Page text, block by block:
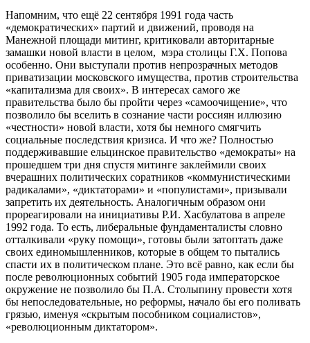
Напомним, что ещё 22 сентября 1991 года часть
«демократических» партий и движений, проводя на
Манежной площади митинг, критиковали авторитарные
замашки новой власти в целом, мэра столицы Г.Х. Попова
особенно. Они выступали против непрозрачных методов
приватизации московского имущества, против строительства
«капитализма для своих». В интересах самого же
правительства было бы пройти через «самоочищение», что
позволило бы вселить в сознание части россиян иллюзию
«честности» новой власти, хотя бы немного смягчить
социальные последствия кризиса. И что же? Полностью
поддерживавшие ельцинское правительство «демократы» на
прошедшем три дня спустя митинге заклеймили своих
вчерашних политических соратников «коммунистическими
радикалами», «диктаторами» и «популистами», призывали
запретить их деятельность. Аналогичным образом они
прореагировали на инициативы Р.И. Хасбулатова в апреле
1992 года. То есть, либеральные фундаменталисты словно
отталкивали «руку помощи», готовы были затоптать даже
своих единомышленников, которые в общем то пытались
спасти их в политическом плане. Это всё равно, как если бы
после революционных событий 1905 года императорское
окружение не позволило бы П.А. Столыпину провести хотя
бы непоследовательные, но реформы, начало бы его поливать
грязью, именуя «скрытым пособником социалистов»,
«революционным диктатором».